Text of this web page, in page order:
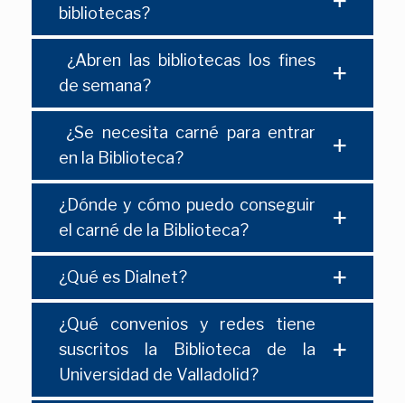
bibliotecas?
¿Abren las bibliotecas los fines
de semana?
¿Se necesita carné para entrar
en la Biblioteca?
¿Dónde y cómo puedo conseguir
el carné de la Biblioteca?
¿Qué es Dialnet?
¿Qué convenios y redes tiene
suscritos la Biblioteca de la
Universidad de Valladolid?